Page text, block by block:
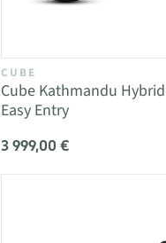
CUBE
Cube Kathmandu Hybrid
Easy Entry
3 999,00 €